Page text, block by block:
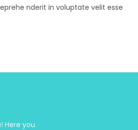
nderit in voluptate velit esse
Here you